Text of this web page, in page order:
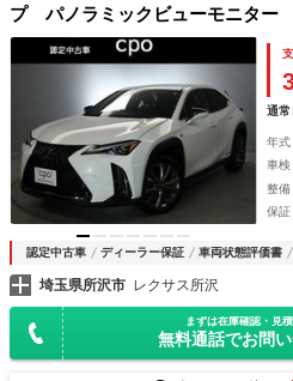
プ パノラミックビューモニター
プレイ おくだけ充電機能 レク
シートヒーター ハンドルヒータ
通常
年式
車検
整備
保証
認定中古車 ディーラー保証 車両状態評価書
埼玉県所沢市 レクサス所沢
まずは在庫確認・見
無料通話でお問